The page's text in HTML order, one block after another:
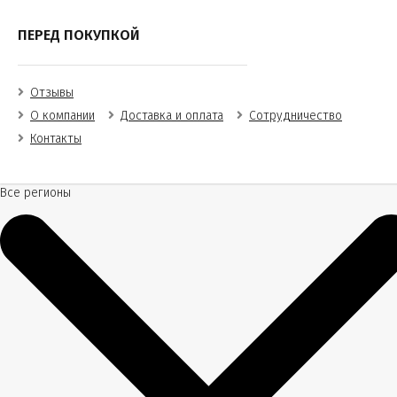
ПЕРЕД ПОКУПКОЙ
Отзывы
О компании
Доставка и оплата
Сотрудничество
Контакты
Все регионы